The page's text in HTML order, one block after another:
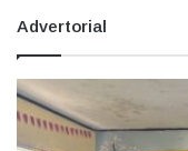
Advertorial